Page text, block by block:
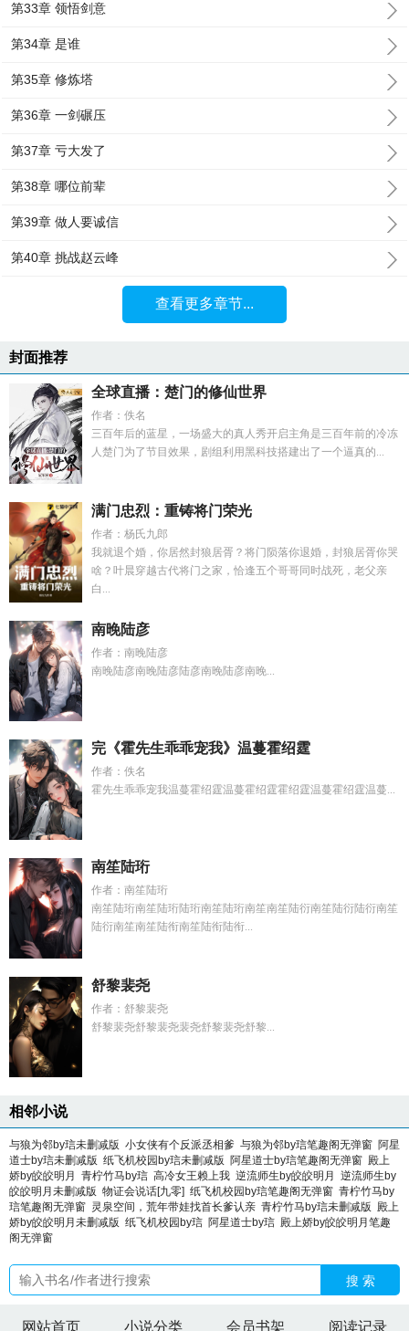
第33章 领悟剑意
第34章 是谁
第35章 修炼塔
第36章 一剑碾压
第37章 亏大发了
第38章 哪位前辈
第39章 做人要诚信
第40章 挑战赵云峰
查看更多章节...
封面推荐
全球直播：楚门的修仙世界
作者：佚名
三百年后的蓝星，一场盛大的真人秀开启主角是三百年前的冷冻
人楚门为了节目效果，剧组利用黑科技搭建出了一个逼真的...
满门忠烈：重铸将门荣光
作者：杨氏九郎
我就退个婚，你居然封狼居胥？将门陨落你退婚，封狼居胥你哭
啥？叶晨穿越古代将门之家，恰逢五个哥哥同时战死，老父亲
白...
南晚陆彦
作者：南晚陆彦
南晚陆彦南晚陆彦陆彦南晚陆彦南晚...
完《霍先生乖乖宠我》温蔓霍绍霆
作者：佚名
霍先生乖乖宠我温蔓霍绍霆温蔓霍绍霆霍绍霆温蔓霍绍霆温蔓...
南笙陆珩
作者：南笙陆珩
南笙陆珩南笙陆珩陆珩南笙陆珩南笙南笙陆衍南笙陆衍陆衍南笙
陆衍南笙南笙陆衔南笙陆衔陆衔...
舒黎裴尧
作者：舒黎裴尧
舒黎裴尧舒黎裴尧裴尧舒黎裴尧舒黎...
相邻小说
与狼为邻by琂未删减版 小女侠有个反派丞相爹 与狼为邻by琂笔趣阁无弹窗 阿星
道士by琂未删减版 纸飞机校园by琂未删减版 阿星道士by琂笔趣阁无弹窗 殿上
娇by皎皎明月
青柠竹马by琂 高冷女王赖上我 逆流师生by皎皎明月
逆流师生by
皎皎明月未删减版 物证会说话[九零] 纸飞机校园by琂笔趣阁无弹窗 青柠竹马by
琂笔趣阁无弹窗 灵泉空间，荒年带娃找首长爹认亲 青柠竹马by琂未删减版
殿上
娇by皎皎明月未删减版 纸飞机校园by琂 阿星道士by琂 殿上娇by皎皎明月笔趣
阁无弹窗
搜 索
网站首页 小说分类 会员书架 阅读记录